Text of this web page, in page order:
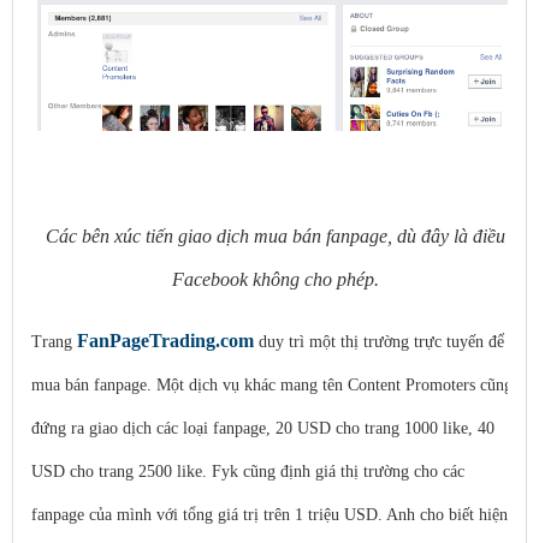
Các bên xúc tiến giao dịch mua bán fanpage, dù đây là điều
Facebook không cho phép.
Trang FanPageTrading.com duy trì một thị trường trực tuyến để
mua bán fanpage. Một dịch vụ khác mang tên Content Promoters cũng
đứng ra giao dịch các loại fanpage, 20 USD cho trang 1000 like, 40
USD cho trang 2500 like. Fyk cũng định giá thị trường cho các
fanpage của mình với tổng giá trị trên 1 triệu USD. Anh cho biết hiện